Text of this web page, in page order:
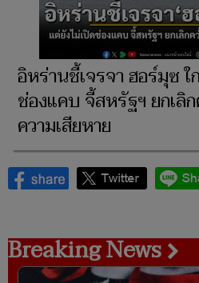
อิหร่านชี้เจรจา ฮอร์มุซ
ช่องแคบ จี้สหรัฐฯ ยกเลิ
ความเสียหาย
Breaking News